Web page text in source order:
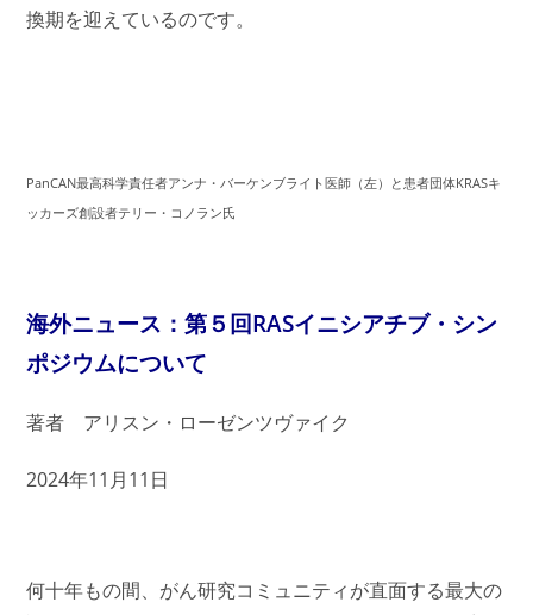
換期を迎えているのです。
PanCAN最高科学責任者アンナ・バーケンブライト医師（左）と患者団体KRASキ
ッカーズ創設者テリー・コノラン氏
海外ニュース：第５回RASイニシアチブ・シン
ポジウムについて
著者 アリスン・ローゼンツヴァイク
2024年11月11日
何十年もの間、がん研究コミュニティが直面する最大の